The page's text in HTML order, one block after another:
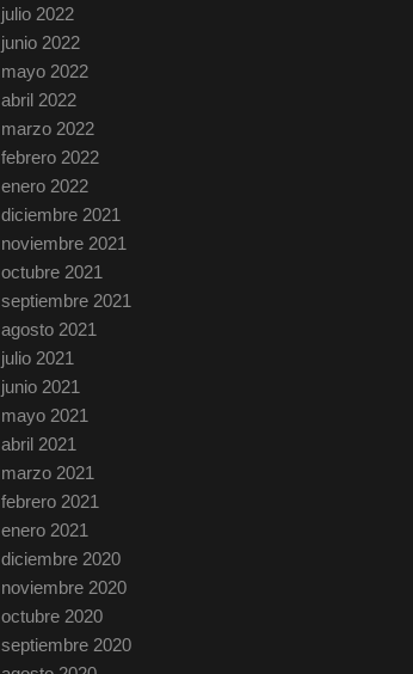
julio 2022
junio 2022
mayo 2022
abril 2022
marzo 2022
febrero 2022
enero 2022
diciembre 2021
noviembre 2021
octubre 2021
septiembre 2021
agosto 2021
julio 2021
junio 2021
mayo 2021
abril 2021
marzo 2021
febrero 2021
enero 2021
diciembre 2020
noviembre 2020
octubre 2020
septiembre 2020